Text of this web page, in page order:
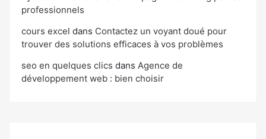
professionnels
cours excel dans Contactez un voyant doué pour
trouver des solutions efficaces à vos problèmes
seo en quelques clics dans Agence de
développement web : bien choisir